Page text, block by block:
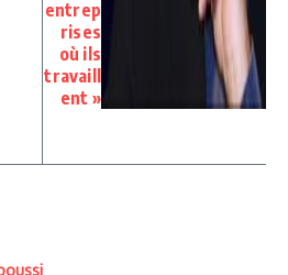
entrep
rises
où ils
travaill
ent »